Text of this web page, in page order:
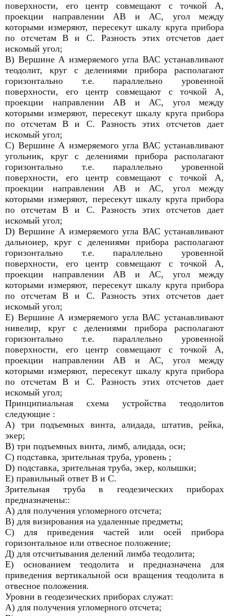
поверхности, его центр совмещают с точкой А,
проекции направлении АВ и АС, угол между
которыми измеряют, пересекут шкалу круга прибора
по отсчетам В и С. Разность этих отсчетов дает
искомый угол;
В) Вершине А измеряемого угла ВАС устанавливают
теодолит, круг с делениями прибора располагают
горизонтально т.е. параллельно уровенной
поверхности, его центр совмещают с точкой А,
проекции направлении АВ и АС, угол между
которыми измеряют, пересекут шкалу круга прибора
по отсчетам В и С. Разность этих отсчетов дает
искомый угол;
С) Вершине А измеряемого угла ВАС устанавливают
угольник, круг с делениями прибора располагают
горизонтально т.е. параллельно уровенной
поверхности, его центр совмещают с точкой А,
проекции направлении АВ и АС, угол между
которыми измеряют, пересекут шкалу круга прибора
по отсчетам В и С. Разность этих отсчетов дает
искомый угол;
D) Вершине А измеряемого угла ВАС устанавливают
дальноиер, круг с делениями прибора располагают
горизонтально т.е. параллельно уровенной
поверхности, его центр совмещают с точкой А,
проекции направлении АВ и АС, угол между
которыми измеряют, пересекут шкалу круга прибора
по отсчетам В и С. Разность этих отсчетов дает
искомый угол;
Е) Вершине А измеряемого угла ВАС устанавливают
нивелир, круг с делениями прибора располагают
горизонтально т.е. параллельно уровенной
поверхности, его центр совмещают с точкой А,
проекции направлении АВ и АС, угол между
которыми измеряют, пересекут шкалу круга прибора
по отсчетам В и С. Разность этих отсчетов дает
искомый угол;
Принципиальная схема устройства теодолитов
следующие :
А) три подъемных винта, алидада, штатив, рейка,
экер;
В) три подъемных винта, лимб, алидада, оси;
С) подставка, зрительная труба, уровень ;
D) подставка, зрительная труба, экер, колышки;
Е) правильный ответ В и С.
Зрительная труба в геодезических приборах
предназначены::
А) для получения угломерного отсчета;
В) для визирования на удаленные предметы;
С) для приведения частей или осей прибора
горизонтальное или отвесное положение;
Д) для отсчитывания делений лимба теодолита;
Е) основанием теодолита и предназначена для
приведения вертикальной оси вращения теодолита в
отвесное положения.
Уровни в геодезических приборах служат:
А) для получения угломерного отсчета;